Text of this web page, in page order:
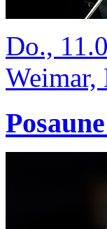
Do.,
Weimar,